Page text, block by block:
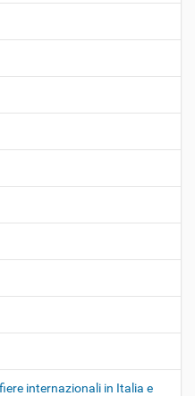
internazionali in Italia e